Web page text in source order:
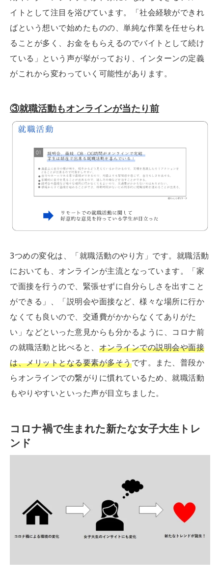
イトとして注目を浴びています。「社会経験ができれ
ばという想いで始めたものの、単純な作業を任せられ
ることが多く、お金をもらえるのでバイトとして続け
ている」という声が挙がっており、インターンの定義
がこれから変わっていく可能性があります。
③就職活動もオンラインが当たり前
3つめの変化は、「就職活動のやり方」です。就職活動
においても、オンラインが主流となっています。「家
で面接を行うので、緊張せずに自分らしさを出すこと
ができる」、「説明会や面接など、様々な場所に行か
なくても良いので、交通費がかからなくてありがた
い」などといった意見からも分かるように、コロナ前
の就職活動と比べると、 オンラインでの説明会や面接
は、メリットとなる要素が多そうです。また、普段か
らオンラインでの繋がりに慣れているため、就職活動
もやりやすいといった声が目立ちました。
コロナ禍で生まれた新たな女子大生トレ
ンド